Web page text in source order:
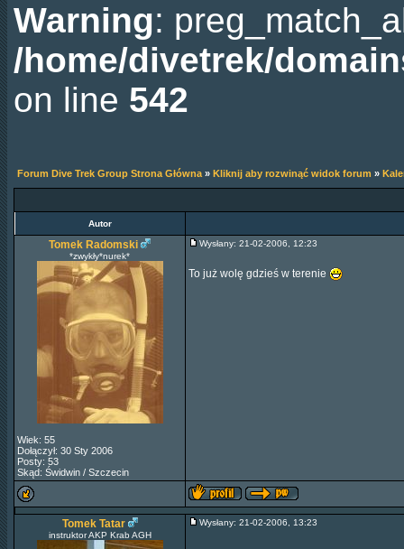
Warning:
/home/divetrek/
on line 542
Forum Dive Trek Group Strona Główna » Kliknij aby rozwinąć widok forum »
Autor
Tomek Radomski
*zwykły*nurek*
Wiek: 55
Dołączył: 30 Sty 2006
Posty: 53
Skąd: Świdwin / Szczecin
Wysłany: 21-02-2006, 12:23
To już wolę gdzieś w terenie
Tomek Tatar
instruktor AKP Krab AGH
Wysłany: 21-02-2006, 13:23